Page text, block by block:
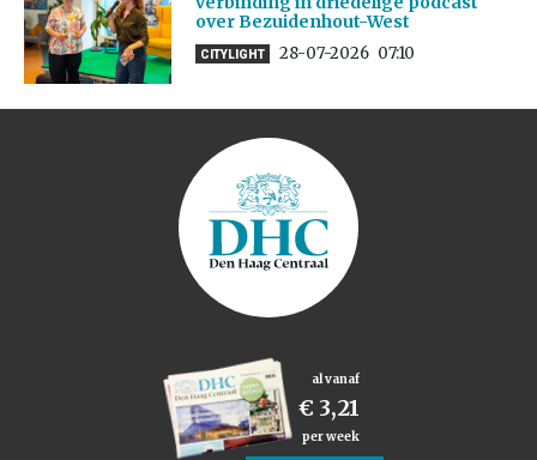
over Bezuidenhout-West
CITYLIGHT 28-07-2026 07:10
al vanaf
€ 3,21
per week